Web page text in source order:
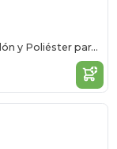
Gorra Deportiva de Algodón y Poliéster para Mayoristas